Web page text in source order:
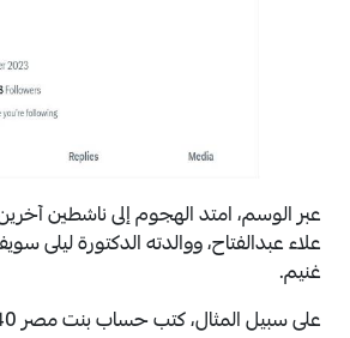
عبر الوسم، امتد الهجوم إلى ناشطين
علاء عبدالفتاح، ووالدته الدكتورة ليلى
غنيم.